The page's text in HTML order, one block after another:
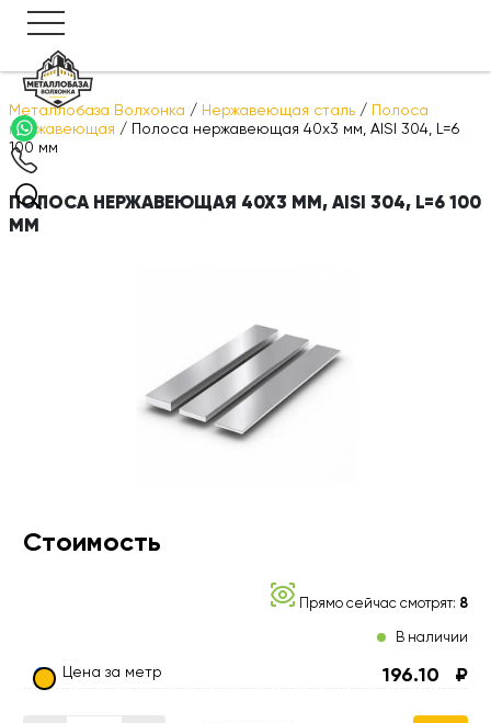
Металлобаза Волхонка / Нержавеющая сталь /
Полоса
нержавеющая /
Полоса нержавеющая 40х3 мм, AISI 304, L=6
100 мм
ПОЛОСА НЕРЖАВЕЮЩАЯ 40Х3 ММ, AISI 304, L=6 100
ММ
Стоимость
Прямо сейчас смотрят: 8
В наличии
Цена за метр 196.10 ₽